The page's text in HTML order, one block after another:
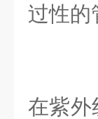
过性的
在紫外